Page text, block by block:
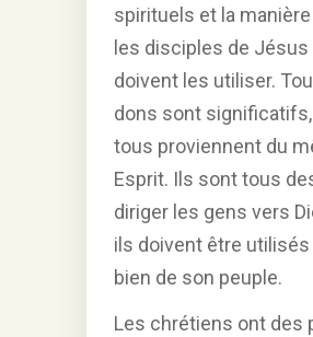
spirituels et la
les disciples de Jésus
doivent les utiliser.
dons sont
tous proviennent du
Esprit. Ils sont tous
diriger les gens vers
ils doivent être utilisés
bien de son peuple.
Les chrétiens ont des